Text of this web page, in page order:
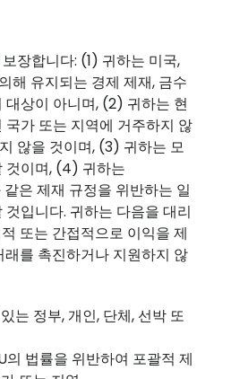
장합니다: (1) 귀하는 미국,
해 유지되는 경제 제재, 금수
대상이 아니며, (2) 귀하는 현
가 또는 지역에 거주하지 않
않을 것이며, (3) 귀하는 모
것이며, (4) 귀하는
은 제재 규정을 위반하는 일
입니다. 귀하는 다음을 대리
또는 간접적으로 이익을 제
를 촉진하거나 지원하지 않
는 정부, 개인, 단체, 선박 또
의 법률을 위반하여 포괄적 제